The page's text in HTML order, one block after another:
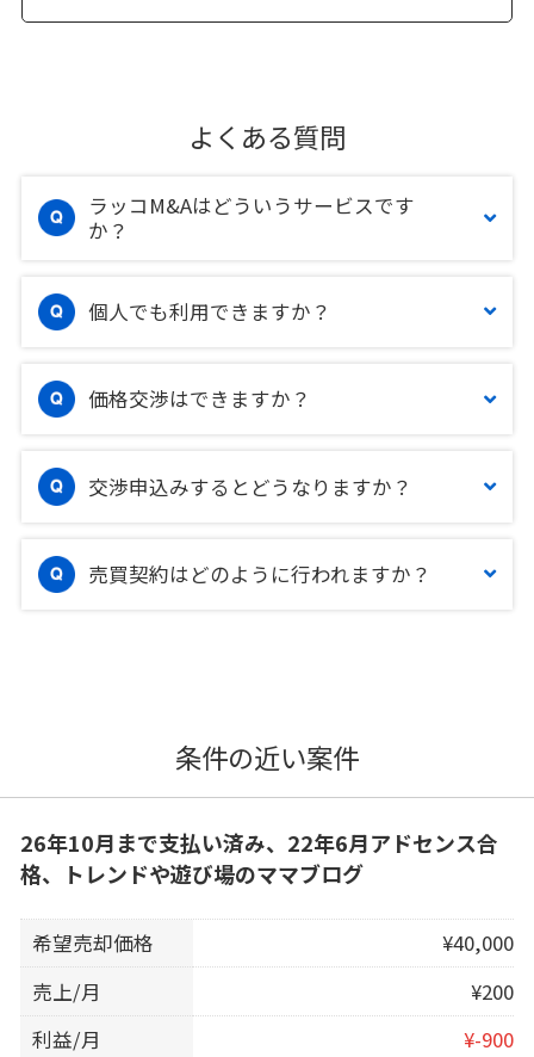
よくある質問
ラッコM&Aはどういうサービスです
か？
個人でも利用できますか？
価格交渉はできますか？
交渉申込みするとどうなりますか？
売買契約はどのように行われますか？
条件の近い案件
26年10月まで支払い済み、22年6月アドセンス合
格、トレンドや遊び場のママブログ
希望売却価格
¥40,000
売上/月
¥200
利益/月
¥-900